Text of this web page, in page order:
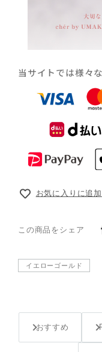
当サイトでは様々
お気に入りに追加
この商品をシェア
イエローゴールド
おすすめ